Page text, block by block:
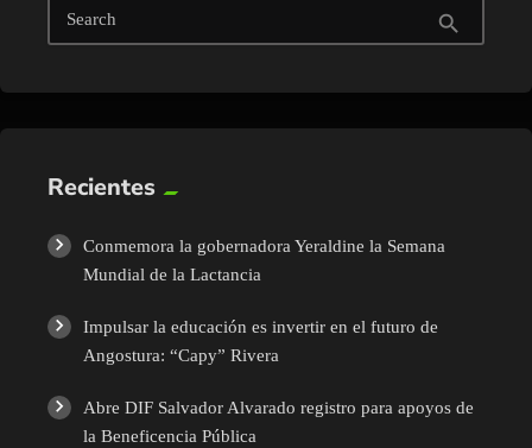
Search search
Recientes
Conmemora la gobernadora Yeraldine la Semana
Mundial de la Lactancia
Impulsar la educación es invertir en el futuro de
Angostura: “Capy” Rivera
Abre DIF Salvador Alvarado registro para apoyos de
la Beneficencia Pública